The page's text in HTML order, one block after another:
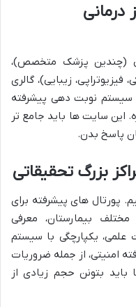
درمانی
(چندین پزشک متخصص)،
زیبایی)، گالری
نوبت دهی پیشرفته
این سایت ها باید جامع تر
پاسخ بدن.
بزرگ تحقیقاتی
پورتال های پیشرفته برای
بیمارستان، معرفی
یکپارچگی با سیستم
امنیتی، از جمله ضروریات
بتونن حجم زیادی از